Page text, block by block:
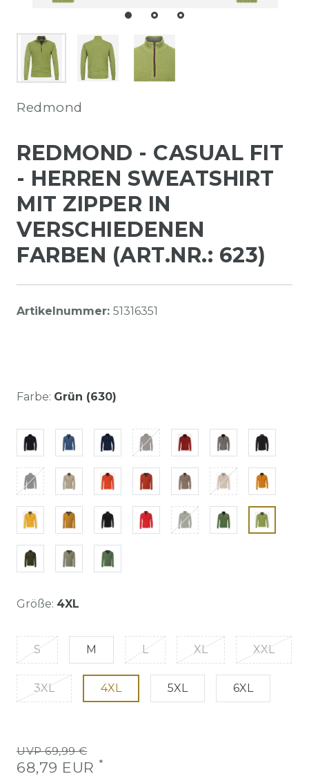
Redmond
REDMOND - CASUAL FIT
- HERREN SWEATSHIRT
MIT ZIPPER IN
VERSCHIEDENEN
FARBEN (ART.NR.: 623)
Artikelnummer: 51316351
Farbe: Grün (630)
Größe: 4XL
S M L XL XXL
3XL 4XL 5XL 6XL
UVP 69,99 €
68,79 EUR *